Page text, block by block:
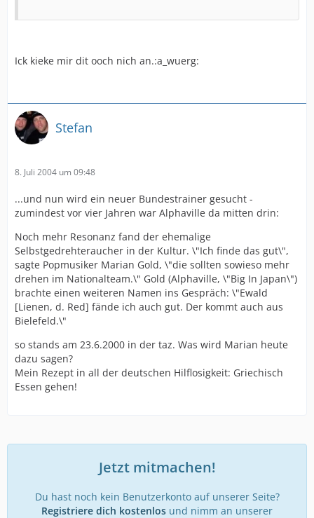
Ick kieke mir dit ooch nich an.:a_wuerg:
Stefan
8. Juli 2004 um 09:48
...und nun wird ein neuer Bundestrainer gesucht -
zumindest vor vier Jahren war Alphaville da mitten drin:
Noch mehr Resonanz fand der ehemalige
Selbstgedrehteraucher in der Kultur. \"Ich finde das gut\",
sagte Popmusiker Marian Gold, \"die sollten sowieso mehr
drehen im Nationalteam.\" Gold (Alphaville, \"Big In Japan\")
brachte einen weiteren Namen ins Gespräch: \"Ewald
[Lienen, d. Red] fände ich auch gut. Der kommt auch aus
Bielefeld.\"
so stands am 23.6.2000 in der taz. Was wird Marian heute
dazu sagen?
Mein Rezept in all der deutschen Hilflosigkeit: Griechisch
Essen gehen!
Jetzt mitmachen!
Du hast noch kein Benutzerkonto auf unserer Seite?
Registriere dich kostenlos und nimm an unserer